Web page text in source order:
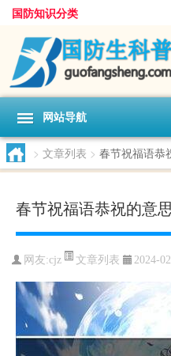
国防知识分类
网站导航
> 文章列表 > 春节祝福语恭
春节祝福语恭祝的意思
网友:cjz 文章列表 2024-